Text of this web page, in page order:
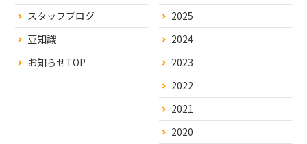
スタッフブログ
豆知識
お知らせTOP
2025
2024
2023
2022
2021
2020